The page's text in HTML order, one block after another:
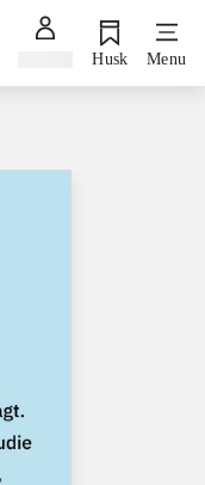
Husk Menu